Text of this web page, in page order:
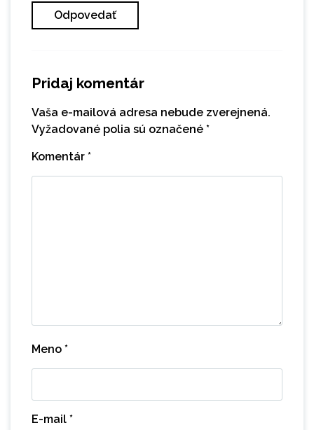
Odpovedať
Pridaj komentár
Vaša e-mailová adresa nebude zverejnená.
Vyžadované polia sú označené *
Komentár *
Meno *
E-mail *